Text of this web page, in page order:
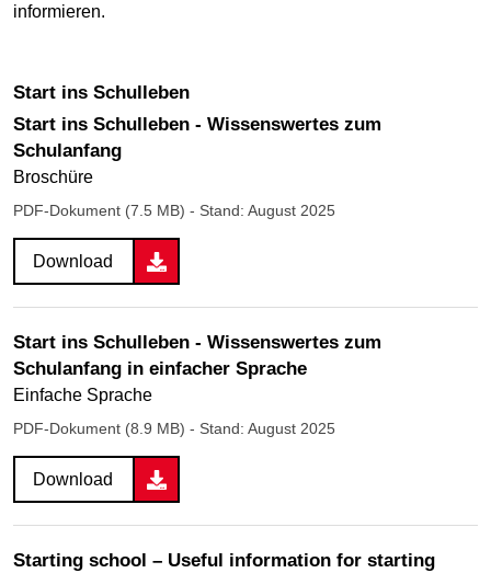
informieren.
Start ins Schulleben
Start ins Schulleben - Wissenswertes zum
Schulanfang
Broschüre
PDF-Dokument (7.5 MB) - Stand: August 2025
Download
Start ins Schulleben - Wissenswertes zum
Schulanfang in einfacher Sprache
Einfache Sprache
PDF-Dokument (8.9 MB) - Stand: August 2025
Download
Starting school – Useful information for starting